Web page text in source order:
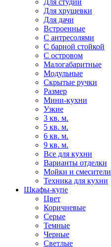
Для студии
Для хрущевки
Для дачи
Встроенные
С антресолями
С барной стойкой
С островом
Малогабаритные
Модульные
Скрытые ручки
Размер
Мини-кухни
Узкие
3 кв. м.
5 кв. м.
6 кв. м.
9 кв. м.
Все для кухни
Варианты отделки
Мойки и смесители
Техника для кухни
Шкафы-купе
Цвет
Коричневые
Серые
Темные
Черные
Светлые